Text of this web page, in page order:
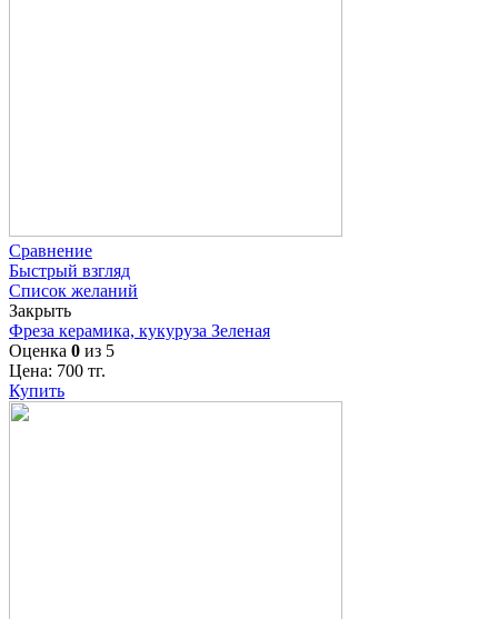
Сравнение
Быстрый взгляд
Список желаний
Закрыть
Фреза керамика, кукуруза Зеленая
Оценка 0 из 5
Цена: 700 тг.
Купить